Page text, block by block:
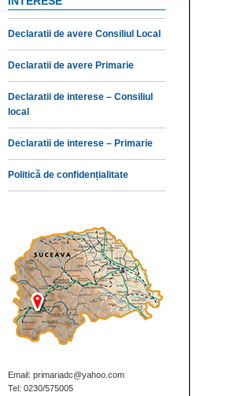
Declaratii de avere Consiliul Local
Declaratii de avere Primarie
Declaratii de interese – Consiliul
local
Declaratii de interese – Primarie
Politică de confidențialitate
Email: primariadc@yahoo.com
Tel: 0230/575005